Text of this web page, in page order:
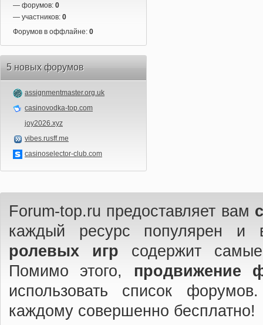
— форумов: 0
— участников: 0
Форумов в оффлайне: 0
5 новых форумов
assignmentmaster.org.uk
casinovodka-top.com
joy2026.xyz
vibes.rusff.me
casinoselector-club.com
Forum-top.ru предоставляет вам
каждый ресурс популярен
ролевых игр содержит
Помимо этого, продвижение
использовать список
каждому совершенно бесплатно!